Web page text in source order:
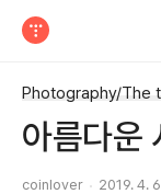
Photography/The
아름다운
coinlover 2019. 4.